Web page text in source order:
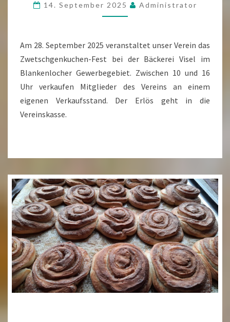
14. September 2025 Administrator
Am 28. September 2025 veranstaltet unser Verein das
Zwetschgenkuchen-Fest bei der Bäckerei Visel im
Blankenlocher Gewerbegebiet. Zwischen 10 und 16
Uhr verkaufen Mitglieder des Vereins an einem
eigenen Verkaufsstand. Der Erlös geht in die
Vereinskasse.